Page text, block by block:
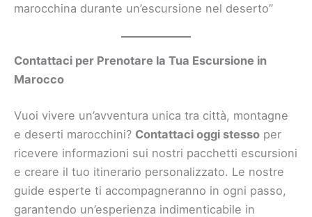
marocchina durante un’escursione nel deserto”
Contattaci per Prenotare la Tua Escursione in
Marocco
Vuoi vivere un’avventura unica tra città, montagne
e deserti marocchini? Contattaci oggi stesso per
ricevere informazioni sui nostri pacchetti escursioni
e creare il tuo itinerario personalizzato. Le nostre
guide esperte ti accompagneranno in ogni passo,
garantendo un’esperienza indimenticabile in